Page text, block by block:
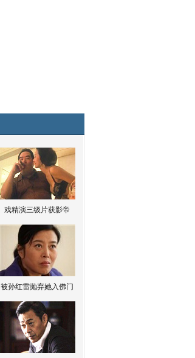
戏精演三级片获影帝
被孙红雷抛弃她入佛门